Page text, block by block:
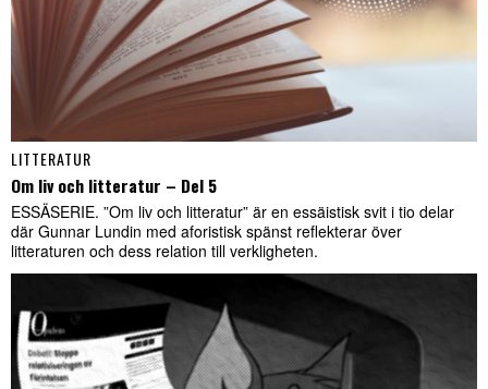
LITTERATUR
Om liv och litteratur – Del 5
ESSÄSERIE. ”Om liv och litteratur” är en essäistisk svit i tio delar
där Gunnar Lundin med aforistisk spänst reflekterar över
litteraturen och dess relation till verkligheten.